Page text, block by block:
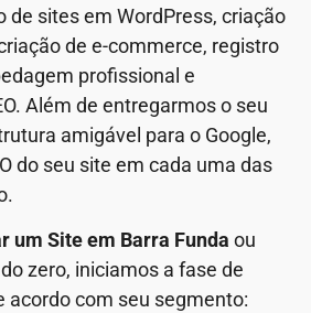
de sites em WordPress, criação
de e-commerce, registro
profissional e
Além de entregarmos o seu
amigável para o Google,
do seu site em cada uma das
um Site em Barra Funda ou
zero, iniciamos a fase de
acordo com seu segmento: